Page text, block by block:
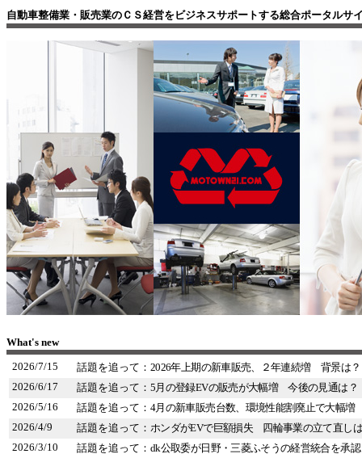
自動車整備業・販売業のＣＳ経営をビジネスサポートする総合ポータルサ
What's new
2026/7/15 話題を追って： 2026年上期の新車販売、２年連続増 背景は？
2026/6/17
話題を追って： 5月の登録EVの販売が大幅増 今後の見通は？
2026/5/16
話題を追って： 4月の新車販売台数、環境性能割廃止で大幅増
2026/4/9
話題を追って： ホンダがEVで巨額損失 四輪事業の立て直し
2026/3/10
話題を追って： dk公取委が日野・三菱ふそうの経営統合を承